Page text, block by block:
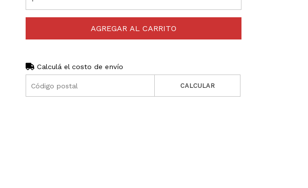
AGREGAR AL CARRITO
Calculá el costo de envío
CALCULAR